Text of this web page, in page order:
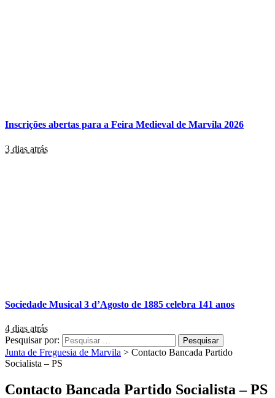
Inscrições abertas para a Feira Medieval de Marvila 2026
3 dias atrás
Sociedade Musical 3 d’Agosto de 1885 celebra 141 anos
4 dias atrás
Pesquisar por:
Junta de Freguesia de Marvila > Contacto Bancada Partido
Socialista – PS
Contacto Bancada Partido Socialista – PS